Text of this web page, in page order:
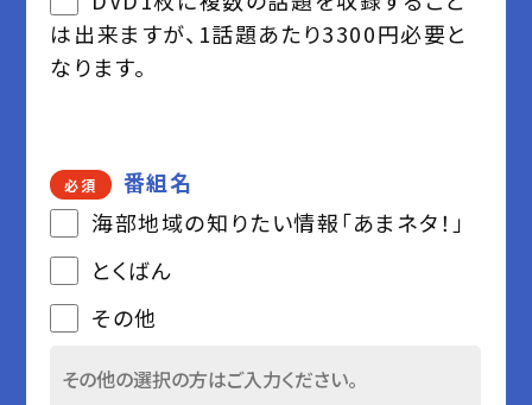
は出来ますが、1話題あたり3300円必要と
なります。
必須
番組名
海部地域の知りたい情報「あまネタ！」
とくばん
その他